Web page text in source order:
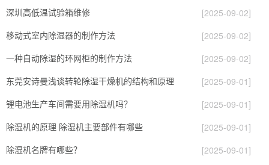
深圳高低温试验箱维修
[2025-09-02]
移动式室内除湿器的制作方法
[2025-09-02]
一种自动除湿的环网柜的制作方法
[2025-09-02]
东莞安诗曼浅谈转轮除湿干燥机的结构和原理
[2025-09-01]
锂电池生产车间需要用除湿机吗？
[2025-09-01]
除湿机的原理 除湿机主要部件有哪些
[2025-09-01]
除湿机名牌有哪些？
[2025-09-01]